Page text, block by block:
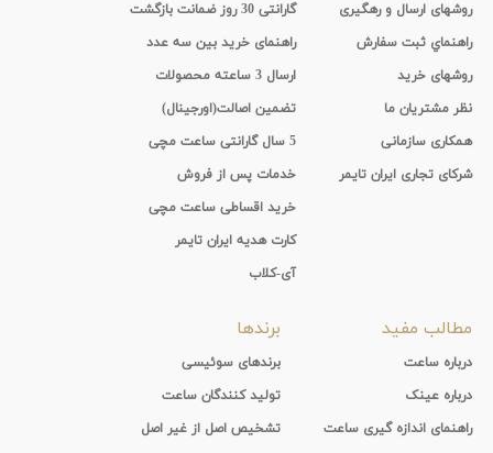
روشهای ارسال و رهگیری
راهنماي ثبت سفارش
روشهای خرید
نظر مشتریان ما
همکاری سازمانی
شرکای تجاری ایران تایمر
گارانتی 30 روز ضمانت بازگشت
راهنمای خرید بین سه عدد
ارسال 3 ساعته محصولات
تضمین اصالت(اورجینال)
5 سال گارانتی ساعت مچی
خدمات پس از فروش
خرید اقساطی ساعت مچی
کارت هدیه ایران تایمر
آی-کلاب
مطالب مفید
درباره ساعت
درباره عینک
راهنمای اندازه گیری ساعت
برندها
برندهای سوئیسی
تولید کنندگان ساعت
تشخیص اصل از غیر اصل